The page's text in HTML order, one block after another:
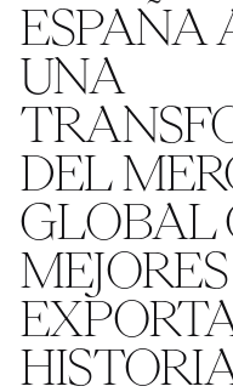
ESPAÑA
UNA
DEL
GLOBAL